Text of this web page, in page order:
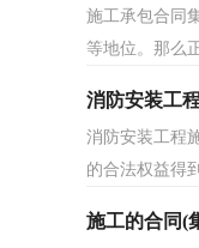
施工承包合同
等地位。那么
消防安装工
消防安装工程
的合法权益得
施工的合同(